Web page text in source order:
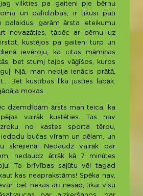
vilkties pa gaiteni pie bērnu
un palīdzības, ir tikusi pati
palaidusi garām ārsta ieteikumu
nevazāties, tāpēc ar bērnu uz
kustējos pa gaiteni turp un
ievēroju, ka citas māmiņas
bet stumj tajos vāģīšos, kuros
Njā, man nebija ienācis prātā,
Bet kustības lika justies labāk.
mokas.
dzemdībām ārsts man teica, ka
vairāk kustēties. Tas nav
no kastes sporta tērpu,
iedodu bučas vīram un dēlam, un
skrējienā! Nedaudz vairāk par
nedaudz ātrāk kā 7 minūtes
To brīvības sajūtu vēl tagad
kas neaprakstāms! Spēka nav,
bet nekas arī nesāp, tikai visu